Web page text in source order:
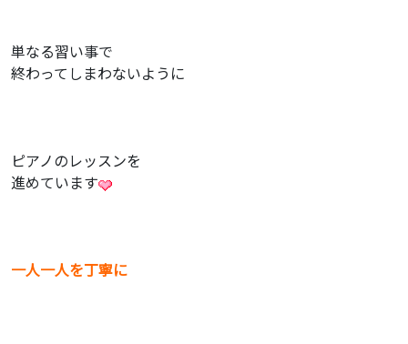
単なる習い事で
終わってしまわないように
ピアノのレッスンを
進めています
一人一人を丁寧に